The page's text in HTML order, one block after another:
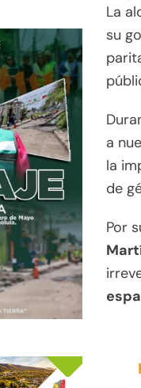
La
su
a
la
de
Por